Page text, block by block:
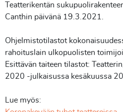
Teatterikentän
Canthin päivänä 19.3.2021.
Ohjelmistotilastot
rahoituslain ulkopuolisten
Esittävän taiteen tilastot:
2020 -julkaisussa kesäkuussa
Lue myös: